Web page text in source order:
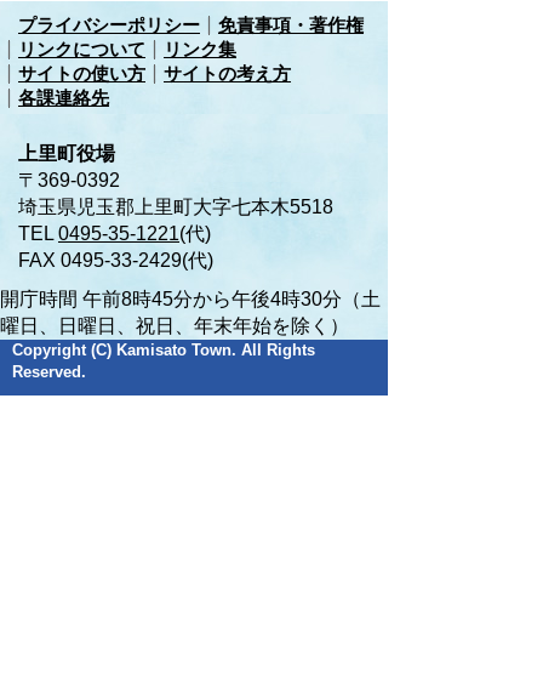
プライバシーポリシー
免責事項・著作権
リンクについて
リンク集
サイトの使い方
サイトの考え方
各課連絡先
上里町役場
〒369-0392
埼玉県児玉郡上里町大字七本木5518
TEL 0495-35-1221(代)
FAX 0495-33-2429(代)
開庁時間 午前8時45分から午後4時30分（土
曜日、日曜日、祝日、年末年始を除く）
Copyright (C) Kamisato Town. All Rights
Reserved.